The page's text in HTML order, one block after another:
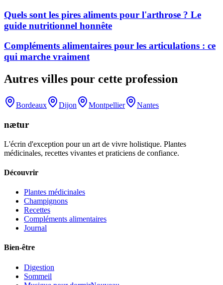
Quels sont les pires aliments pour l'arthrose ? Le
guide nutritionnel honnête
Compléments alimentaires pour les articulations : ce
qui marche vraiment
Autres villes pour cette profession
Bordeaux Dijon Montpellier Nantes
nætur
L'écrin d'exception pour un art de vivre holistique. Plantes
médicinales, recettes vivantes et praticiens de confiance.
Découvrir
Plantes médicinales
Champignons
Recettes
Compléments alimentaires
Journal
Bien-être
Digestion
Sommeil